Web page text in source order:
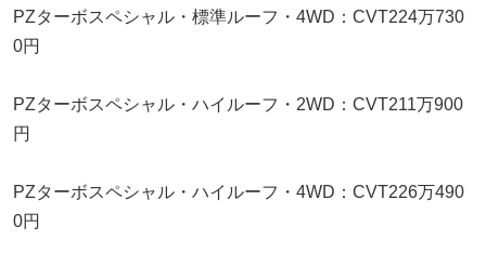
PZターボスペシャル・標準ルーフ・4WD：CVT224万730
0円
PZターボスペシャル・ハイルーフ・2WD：CVT211万900
円
PZターボスペシャル・ハイルーフ・4WD：CVT226万490
0円